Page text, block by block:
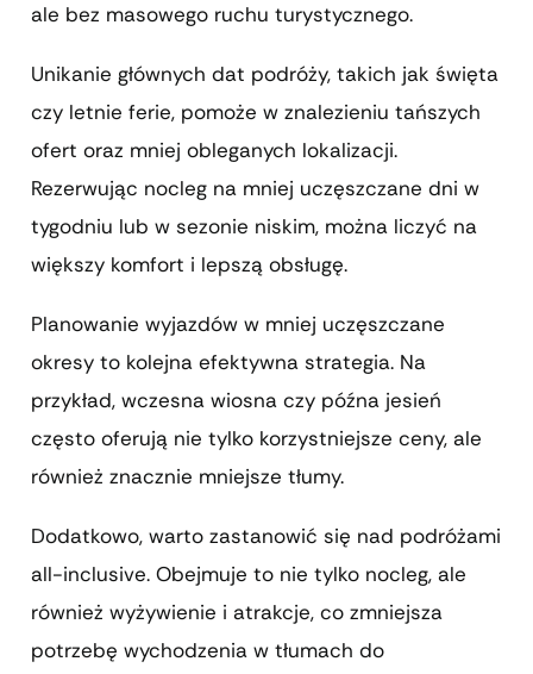
ale bez masowego ruchu turystycznego.
Unikanie głównych dat podróży, takich jak święta
czy letnie ferie, pomoże w znalezieniu tańszych
ofert oraz mniej obleganych lokalizacji.
Rezerwując nocleg na mniej uczęszczane dni w
tygodniu lub w sezonie niskim, można liczyć na
większy komfort i lepszą obsługę.
Planowanie wyjazdów w mniej uczęszczane
okresy to kolejna efektywna strategia. Na
przykład, wczesna wiosna czy późna jesień
często oferują nie tylko korzystniejsze ceny, ale
również znacznie mniejsze tłumy.
Dodatkowo, warto zastanowić się nad podróżami
all-inclusive. Obejmuje to nie tylko nocleg, ale
również wyżywienie i atrakcje, co zmniejsza
potrzebę wychodzenia w tłumach do